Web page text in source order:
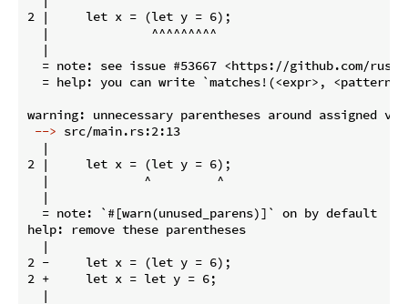
2 |     let x = (let y = 6);
  |              ^^^^^^^^^
  |
= note: see issue #53667 <https://github.com/
= help: you can write `matches!(<expr>,
--> src/main.rs:2:13
  |
2 |     let x = (let y = 6);
  |             ^         ^
  |
  = note: `#[warn(unused_parens)]` on by default
help: remove these parentheses
  |
2 -     let x = (let y = 6);
2 +     let x = let y = 6;
  |